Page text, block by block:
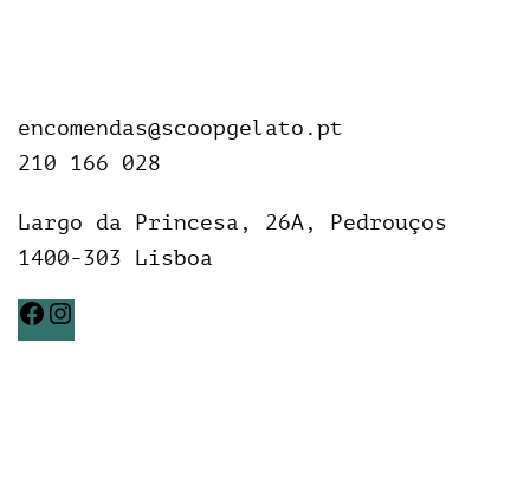
encomendas@scoopgelato.pt
210 166 028
Largo da Princesa, 26A, Pedrouços
1400-303 Lisboa